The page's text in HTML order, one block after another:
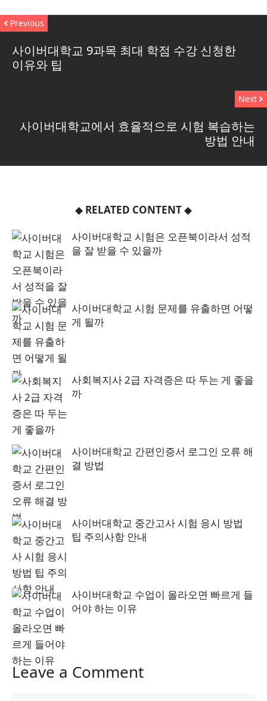
Previous
사이버대학교 9과목 최대 학점 수강 신청한
이유와 팁
Next
사이버대학교에서 효율적으로 시험 복습하는
방법 안내
◆ RELATED CONTENT◆
사이버대학교 시험은 오픈북이라서 성적
을 잘 받을 수 있을까
사이버대학교 시험 문제를 유출하면 어떻
게 될까
사회복지사 2급 자격증은 따 두는 게 좋을
까
사이버대학교 간편인증서 로그인 오류 해
결 방법
사이버대학교 중간고사 시험 응시 방법
팁 주의사항 안내
사이버대학교 수업이 올라오면 빠르게 들
어야 하는 이유
Leave a Comment